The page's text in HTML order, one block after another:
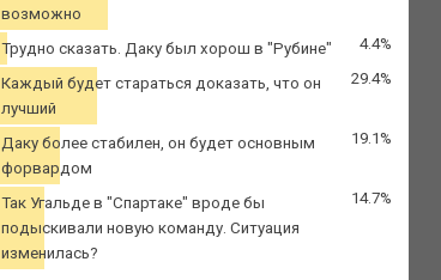
возможно
Трудно сказать. Даку был хорош в "Рубине" 4.4%
Каждый будет стараться доказать, что он
лучший
29.4%
Даку более стабилен, он будет основным
форвардом
19.1%
Так Угальде в "Спартаке" вроде бы
подыскивали новую команду. Ситуация
изменилась?
14.7%